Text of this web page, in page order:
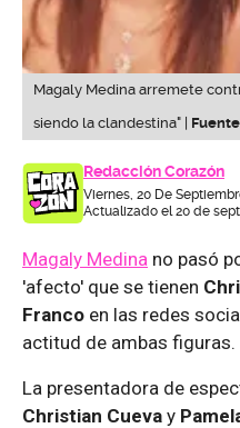
Magaly Medina arremete
siendo la clandestina" |
Redacción Corazón
Viernes, 20 De
Actualizado el 20 de
Magaly Medina no pasó
'afecto' que se tienen
Franco en las redes
actitud de ambas figuras.
La presentadora de
Christian Cueva y